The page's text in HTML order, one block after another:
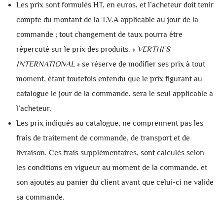
Les prix sont formulés HT, en euros, et l’acheteur doit tenir
compte du montant de la T.V.A applicable au jour de la
commande ; tout changement de taux pourra être
répercuté sur le prix des produits. « VERTHI’S
INTERNATIONAL » se réserve de modifier ses prix à tout
moment, étant toutefois entendu que le prix figurant au
catalogue le jour de la commande, sera le seul applicable à
l’acheteur.
Les prix indiqués au catalogue, ne comprennent pas les
frais de traitement de commande, de transport et de
livraison. Ces frais supplémentaires, sont calculés selon
les conditions en vigueur au moment de la commande, et
son ajoutés au panier du client avant que celui-ci ne valide
sa commande.